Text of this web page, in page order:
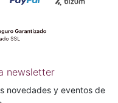
newsletter
novedades y eventos de